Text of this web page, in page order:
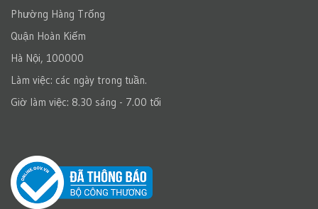
Phường Hàng Trống
Quận Hoàn Kiếm
Hà Nội, 100000
Làm việc: các ngày trong tuần.
Giờ làm việc: 8.30 sáng - 7.00 tối